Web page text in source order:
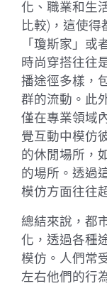
化、職業和生
比較)，這使得
「瓊斯家」或
時尚穿搭往往
播途徑多樣，
群的流動。此
僅在專業領域
覺互動中模仿
的休閒場所，
的場所。透過
模仿方面往往
總結來說，都
化，透過各種
模仿。人們常
左右他們的行